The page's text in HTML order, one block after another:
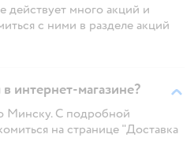
действует много акций и
с ними в разделе акций
интернет-магазине?
Минску. С подробной
на странице "Доставка